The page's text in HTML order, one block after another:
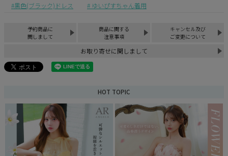
黒色(ブラック)ドレス
ゆいぴすちゃん着用
予約商品に
関しまして
商品に関する
注意事項
キャンセル及び
ご変更について
お取り寄せに関しまして
HOT TOPIC